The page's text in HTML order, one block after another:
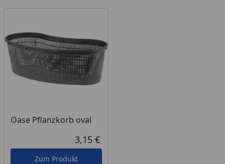
Oase Pflanzkorb oval
Aktueller Preis
3,15 €
Zum Produkt